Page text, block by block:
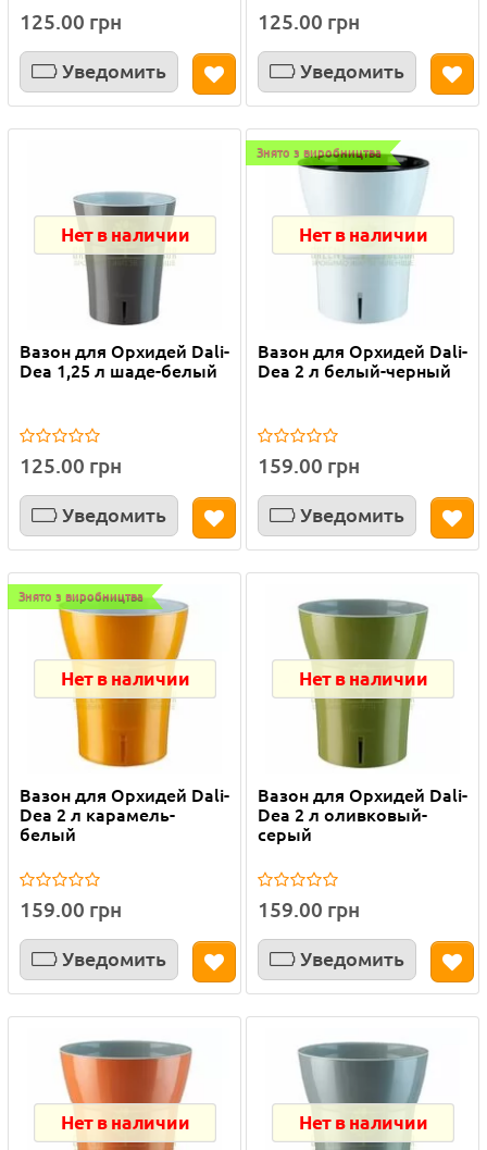
125.00 грн
Уведомить
125.00 грн
Уведомить
Нет в наличии
Вазон для Орхидей Dali-
Dea 1,25 л шаде-белый
125.00 грн
Уведомить
Знято з виробництва
Нет в наличии
Вазон для Орхидей Dali-
Dea 2 л белый-черный
159.00 грн
Уведомить
Знято з виробництва
Нет в наличии
Вазон для Орхидей Dali-
Dea 2 л карамель-
белый
159.00 грн
Уведомить
Нет в наличии
Вазон для Орхидей Dali-
Dea 2 л оливковый-
серый
159.00 грн
Уведомить
Нет в наличии Нет в наличии